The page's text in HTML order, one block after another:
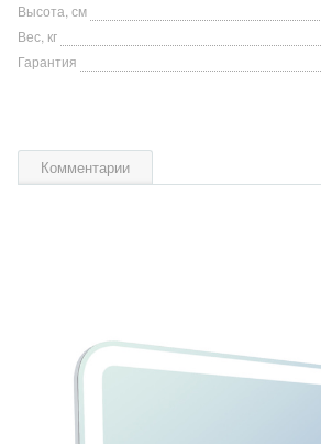
Высота, см
Вес, кг
Гарантия
Комментарии